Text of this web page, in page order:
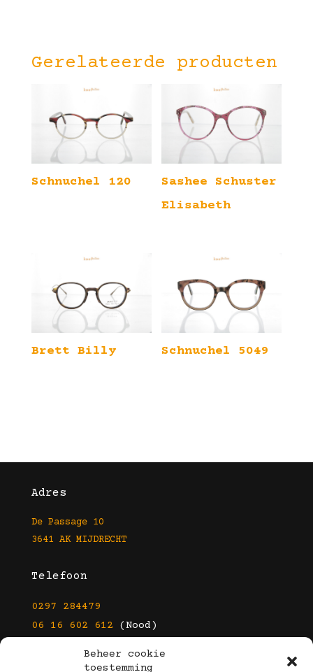
Beheer cookie
toestemming
Gerelateerde producten
Schnuchel 120
Sashee Schuster
Elisabeth
Brett Billy Schnuchel 5049
Adres
De Passage 10
3641 AK MIJDRECHT
Telefoon
0297 284479
06 16 602 612 (Nood)